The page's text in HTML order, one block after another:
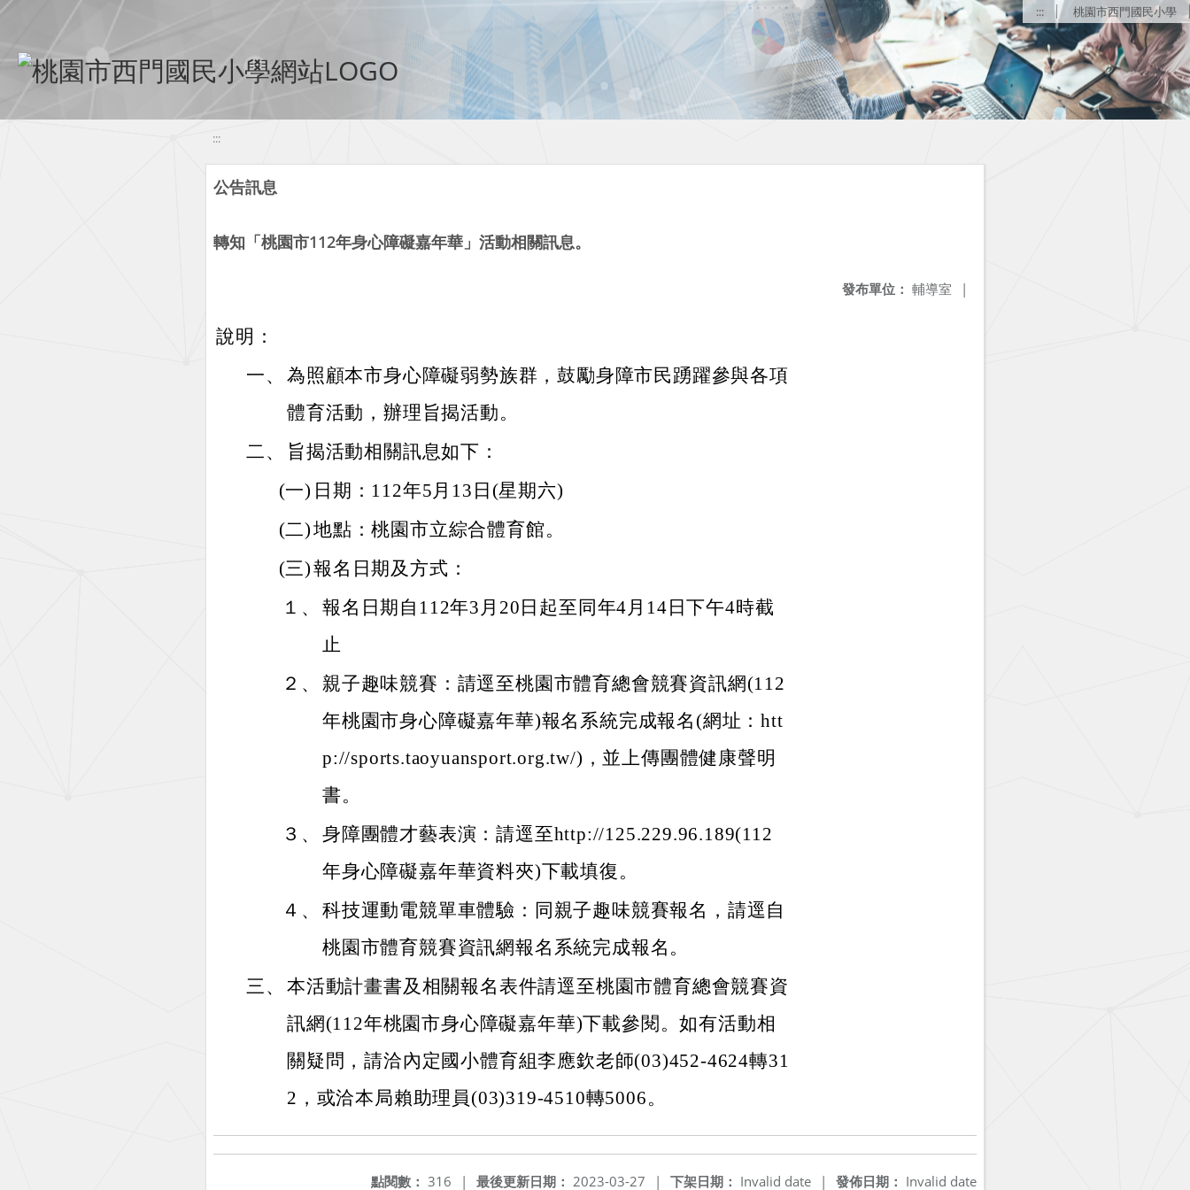
移至網頁之主要內容區位置 ::: 桃園市西門國民小學
:::
公告訊息
轉知「桃園市112年身心障礙嘉年華」活動相關訊息。
發布單位： 輔導室 |
說明：
一、 為照顧本市身心障礙弱勢族群，鼓勵身障市民踴躍參與各項
體育活動，辦理旨揭活動。
二、
旨揭活動相關訊息如下：
(一) 日期：112年5月13日(星期六)
(二)地點：桃園市立綜合體育館。
(三)報名日期及方式：
１、 報名日期自112年3月20日起至同年4月14日下午4時截
止
２、 親子趣味競賽：請逕至桃園市體育總會競賽資訊網(112
年桃園市身心障礙嘉年華)報名系統完成報名(網址：htt
p://sports.taoyuansport.org.tw/)，並上傳團體健康聲明
書。
３、 身障團體才藝表演：請逕至http://125.229.96.189(112
年身心障礙嘉年華資料夾)下載填復。
４、 科技運動電競單車體驗：同親子趣味競賽報名，請逕自
桃園市體育競賽資訊網報名系統完成報名。
三、 本活動計畫書及相關報名表件請逕至桃園市體育總會競賽資
訊網(112年桃園市身心障礙嘉年華)下載參閱。如有活動相
關疑問，請洽內定國小體育組李應欽老師(03)452-4624轉31
2，或洽本局賴助理員(03)319-4510轉5006。
發佈日期： Invalid date
下架日期： Invalid date |
最後更新日期： 2023-03-27 |
點閱數： 316 |